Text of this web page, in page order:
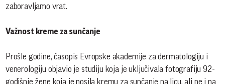
zaboravljamo vrat.
Važnost kreme za sunčanje
Prošle godine, časopis Evropske akademije za dermatologiju i
venerologiju objavio je studiju koja je uključivala fotografiju 92-
godišnje žene koja je nosila kremu za sunčanje na licu, ali ne i na